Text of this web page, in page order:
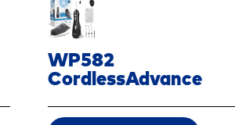
WP582
CordlessAdvance